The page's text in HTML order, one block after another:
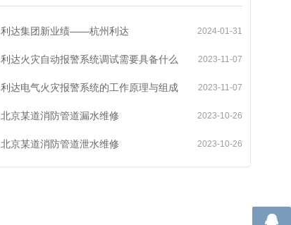
利达集团新业绩——杭州利达 2024-01-31
利达火灾自动报警系统调试需要具备什么 2023-11-07
利达电气火灾报警系统的工作原理与组成 2023-11-07
北京某道消防管道漏水维修 2023-10-26
北京某道消防管道泄水维修 2023-10-26